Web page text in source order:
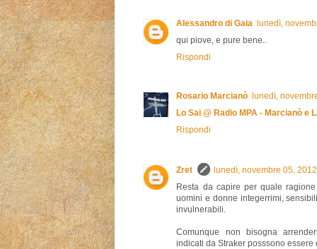
Alessandro di Gaia lunedì,
qui piove, e pure bene..
Rispondi
Rosario Marcianò lunedì,
Lo Sai @ Radio MPA - Marcianò e
Rispondi
Zret
lunedì, novembre 05,
Resta da capire per quale
uomini e donne integerrimi,
invulnerabili.
Comunque non bisogna
indicati da Straker posssono essere